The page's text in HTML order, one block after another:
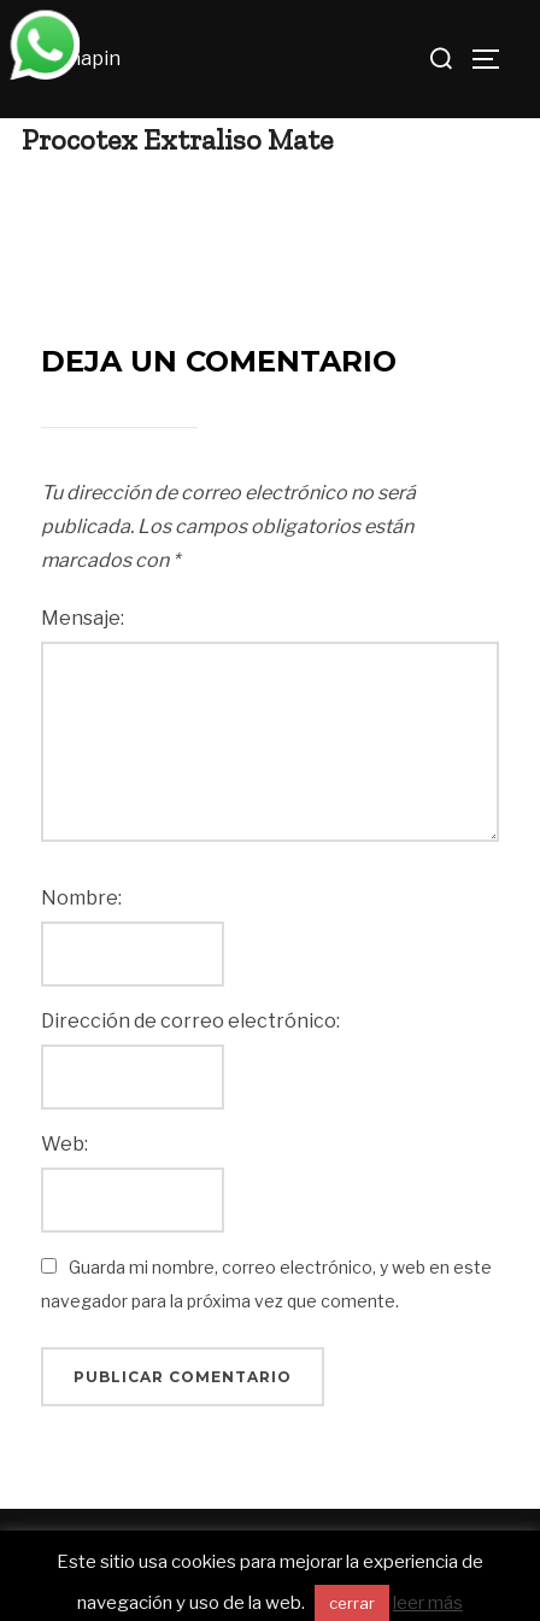
Saltar
al
contenido
Procotex Extraliso Mate
DEJA UN COMENTARIO
Tu dirección de correo electrónico no será
publicada. Los campos obligatorios están
marcados con *
Mensaje:
Nombre:
Dirección de correo electrónico:
Web:
Guarda mi nombre, correo electrónico, y web en este
navegador para la próxima vez que comente.
Funciona con WordPress
Inspiro WordPress Theme porWPZOOM
Este sitio usa cookies para mejorar la experiencia de
navegación y uso de la web.
cerrar leer más